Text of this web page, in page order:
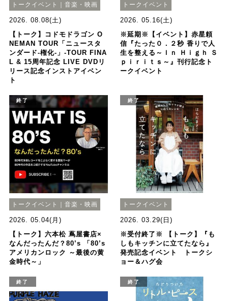
トークイベント｜音楽・映画
2026. 08.08(土)
【トーク】コドモドラゴン O
NEMAN TOUR「ニュースタ
ンダード-権化-」-TOUR FINA
L & 15周年記念 LIVE DVDリ
リース記念インストアイベン
ト
トークイベント
2026. 05.16(土)
※延期※【イベント】赤星頼
信『たった０．２秒 香りで人
生を整える～Ｉｎ Ｈｉｇｈ Ｓ
ｐｉｒｉｔｓ～』刊行記念ト
ークイベント
終了
トークイベント｜音楽・映画
2026. 05.04(月)
【トーク】六本松 蔦屋書店×
なんだったんだ？80’s 「80’s
アメリカンロック ～最後の黄
金時代～」
終了
トークイベント
2026. 03.29(日)
※受付終了※ 【トーク】『も
しもキッチンに立てたなら』
発売記念イベント トークシ
ョー＆ハグ会
終了 終了